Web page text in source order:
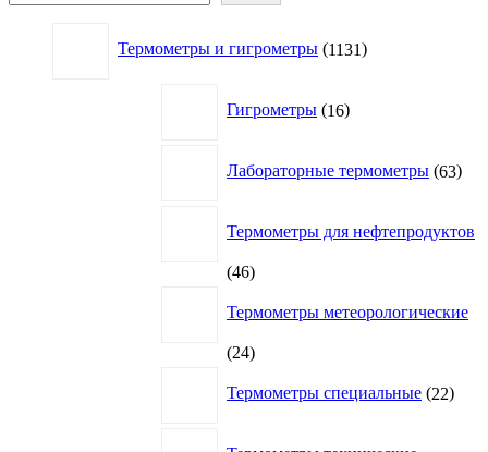
Термометры и гигрометры 1131 товар
Гигрометры 16товаров
Лабораторные термометры 63
Термометры для нефтепродуктов
4646
Термометры метеорологические
2424
Термометры специальные 22